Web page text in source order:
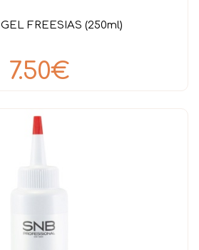
FREESIAS (250ml)
7.50€